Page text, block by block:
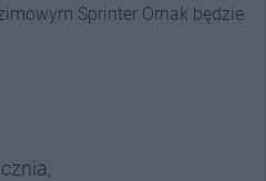
Sprinter Ornak będzie